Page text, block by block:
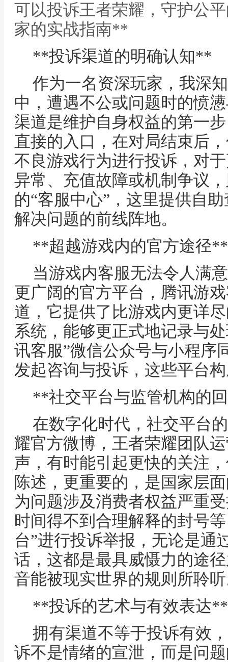
可以投诉王者荣耀，守护公
家的实战指南**
**投诉渠道的明确认知**
作为一名资深玩家，我深
中，遭遇不公或问题时的愤
渠道是维护自身权益的第一
直接的入口，在对局结束后
不良游戏行为进行投诉，对
异常、充值故障或机制争议
的“客服中心”，这里提供自
解决问题的前线阵地。
**超越游戏内的官方途径**
当游戏内客服无法令人满
更广阔的官方平台，腾讯游
道，它提供了比游戏内更详
系统，能够更正式地记录与
讯客服”微信公众号与小程序
发起咨询与投诉，这些平台
**社交平台与监管机构的
在数字化时代，社交平台
耀官方微博，王者荣耀团队
声，有时能引起更快的关注
陈述，更重要的，是国家层
为问题涉及消费者权益严重
时间得不到合理解释的封号
台”进行投诉举报，无论是通
话，这都是最具威慑力的途
音能被现实世界的规则所聆
**投诉的艺术与有效表达**
拥有渠道不等于投诉有效
诉不是情绪的宣泄，而是问